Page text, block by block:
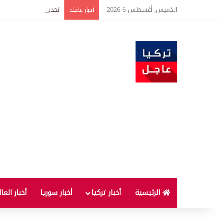
الخميس, أغسطس 6 2026 أخبار عاجلة
الرئيسية أخبار تركيا أخبار سوريا أخبار